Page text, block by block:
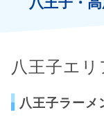
八王子エ
八王子ラーメ